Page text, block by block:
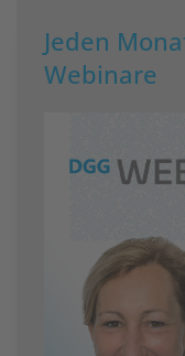
Jeden
Webinare